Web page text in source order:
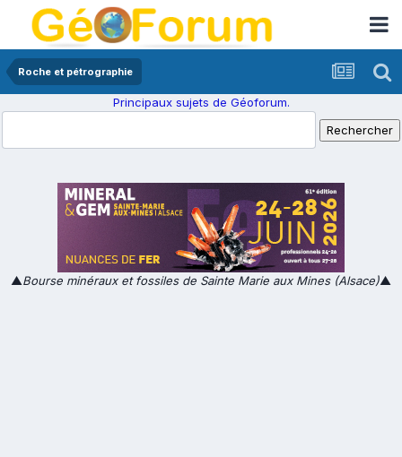
Roche et pétrographie
Principaux sujets de Géoforum.
▲Bourse minéraux et fossiles de Sainte Marie aux Mines (Alsace)▲